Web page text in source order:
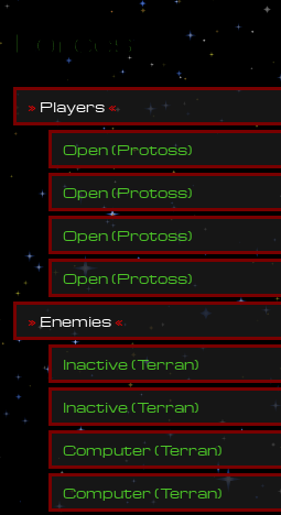
Forces
» Players«
Open(Protoss)
Open(Protoss)
Open(Protoss)
Open(Protoss)
» Enemies«
Inactive(Terran)
Inactive(Terran)
Computer(Terran)
Computer(Terran)